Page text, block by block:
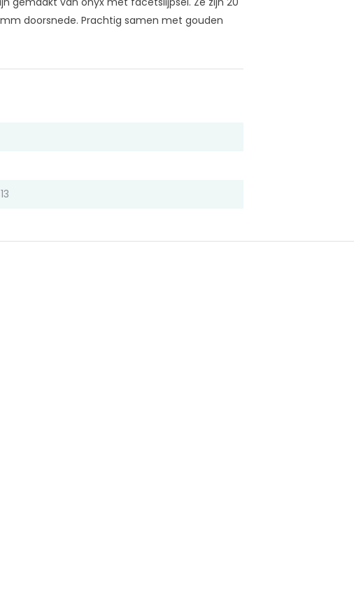
doorsnede. Prachtig samen met gouden